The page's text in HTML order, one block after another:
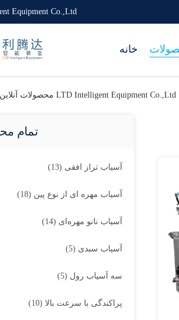
Equipment Co.,Ltd
خانه
LTD Intelligent Equipment Co.,Ltd محصولات آنلاین
تمام
آسیاب تراز افقی (13)
آسیاب مهره ای از نوع پین (18)
آسیاب نانو مهره‌ای (14)
آسیاب سبدی (5)
سه آسیاب رول (5)
پراکندگی با سرعت بالا (10)